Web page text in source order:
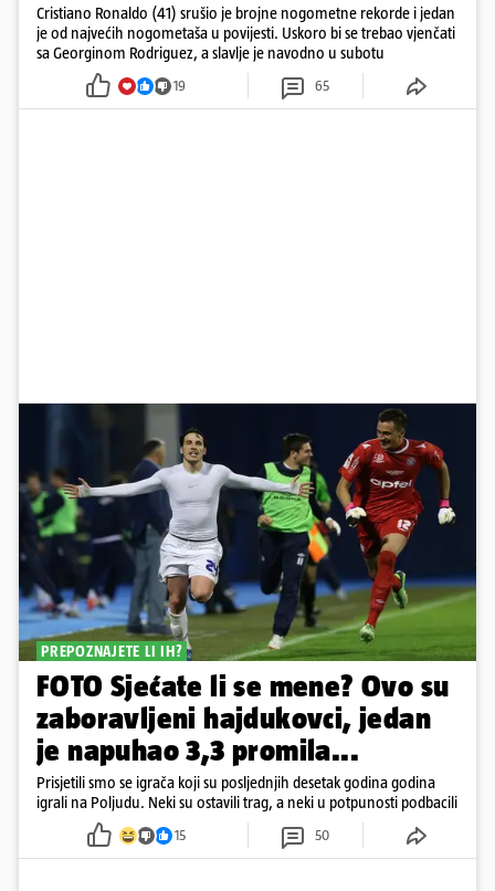
Cristiano Ronaldo (41) srušio je brojne nogometne rekorde i jedan
je od najvećih nogometaša u povijesti. Uskoro bi se trebao vjenčati
sa Georginom Rodriguez, a slavlje je navodno u subotu
19 65
PREPOZNAJETE LI IH?
FOTO Sjećate li se mene? Ovo su
zaboravljeni hajdukovci, jedan
je napuhao 3,3 promila...
Prisjetili smo se igrača koji su posljednjih desetak godina godina
igrali na Poljudu. Neki su ostavili trag, a neki u potpunosti podbacili
15 50